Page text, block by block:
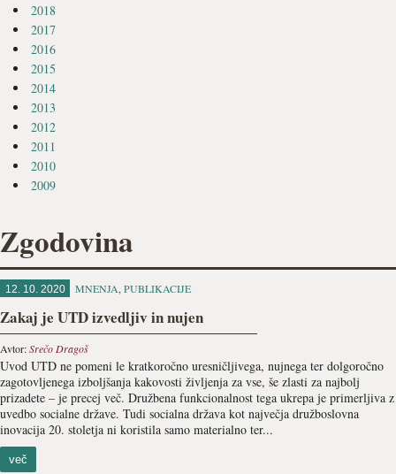
2018
2017
2016
2015
2014
2013
2012
2011
2010
2009
Zgodovina
12. 10. 2020 MNENJA, PUBLIKACIJE
Zakaj je UTD izvedljiv in nujen
Avtor:Srečo Dragoš
Uvod UTD ne pomeni le kratkoročno uresničljivega, nujnega ter dolgoročno
zagotovljenega izboljšanja kakovosti življenja za vse, še zlasti za najbolj
prizadete – je precej več. Družbena funkcionalnost tega ukrepa je primerljiva z
uvedbo socialne države. Tudi socialna država kot največja družboslovna
inovacija 20. stoletja ni koristila samo materialno ter...
več